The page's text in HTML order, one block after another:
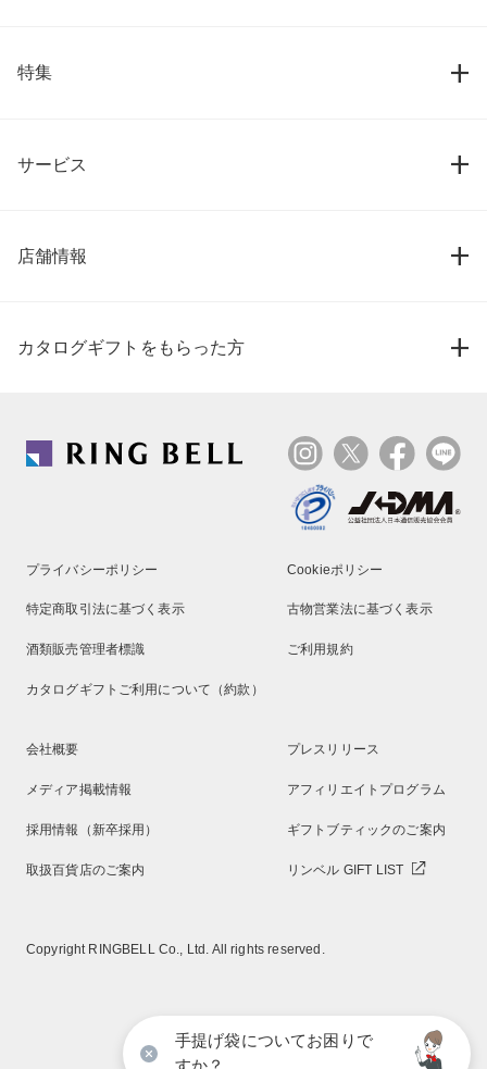
特集
サービス
店舗情報
カタログギフトをもらった方
プライバシーポリシー Cookieポリシー
特定商取引法に基づく表示 古物営業法に基づく表示
酒類販売管理者標識 ご利用規約
カタログギフトご利用について（約款）
会社概要 プレスリリース
メディア掲載情報 アフィリエイトプログラム
採用情報（新卒採用） ギフトブティックのご案内
取扱百貨店のご案内 リンベル GIFT LIST
Copyright RINGBELL Co., Ltd. All rights reserved.
手提げ袋についてお困りで